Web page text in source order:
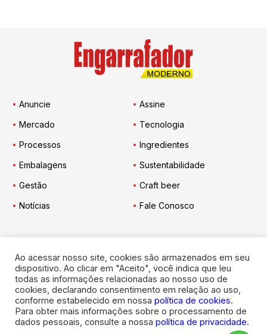
Anuncie
Assine
Mercado
Tecnologia
Processos
Ingredientes
Embalagens
Sustentabilidade
Gestão
Craft beer
Notícias
Fale Conosco
Engarrafador Moderno nas Redes:
Ao acessar nosso site, cookies são armazenados em seu
dispositivo. Ao clicar em "Aceito", você indica que leu
todas as informações relacionadas ao nosso uso de
cookies, declarando consentimento em relação ao uso,
conforme estabelecido em nossa política de cookies.
Para obter mais informações sobre o processamento de
dados pessoais, consulte a nossa política de privacidade.